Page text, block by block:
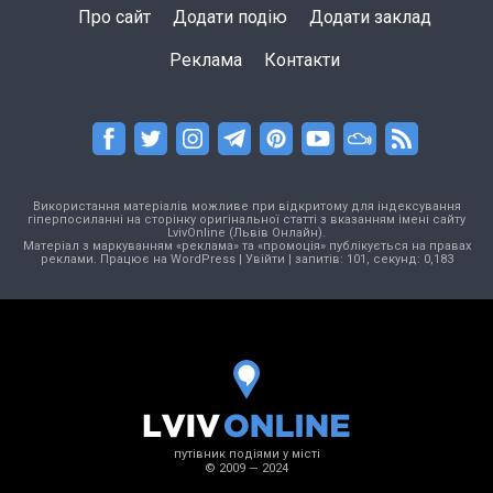
Про сайт Додати подію Додати заклад
Реклама Контакти
Використання матеріалів можливе при відкритому для індексування
гіперпосиланні на сторінку оригінальної статті з вказанням імені сайту
LvivOnline (Львів Онлайн).
Матеріал з маркуванням «реклама» та «промоція» публікується на правах
реклами. Працює на WordPress| Увійти | запитів: 101, секунд: 0,183
путівник подіями у місті
© 2009 — 2024